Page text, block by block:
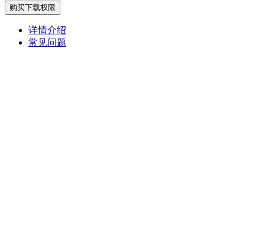
购买下载权限
详情介绍
常见问题